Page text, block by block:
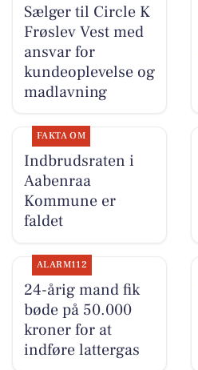
Sælger til Circle K
Frøslev Vest med
ansvar for
kundeoplevelse og
madlavning
FAKTA OM
Indbrudsraten i
Aabenraa
Kommune er
faldet
ALARM112
24-årig mand fik
bøde på 50.000
kroner for at
indføre lattergas